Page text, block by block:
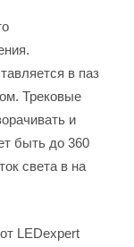
в паз
Трековые
и
быть до 360
света в на
LEDexpert